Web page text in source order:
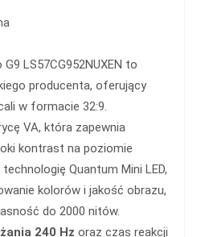
LS57CG952NUXEN to
producenta, oferujący
w formacie 32:9.
VA, która zapewnia
kontrast na poziomie
Quantum Mini LED,
kolorów i jakość obrazu,
do 2000 nitów.
240 Hz oraz czas reakcji